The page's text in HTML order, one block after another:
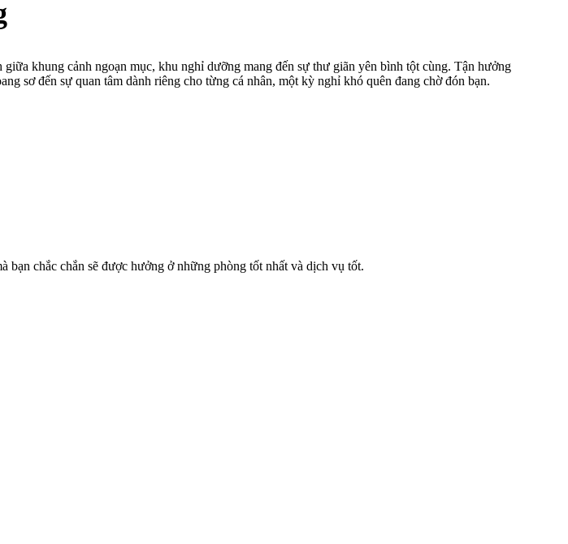
khung cảnh ngoạn mục, khu nghỉ dưỡng mang đến sự thư giãn yên bình tột cùng. Tận hưởng
sơ đến sự quan tâm dành riêng cho từng cá nhân, một kỳ nghỉ khó quên đang chờ đón bạn.
chắc chắn sẽ được hưởng ở những phòng tốt nhất và dịch vụ tốt.